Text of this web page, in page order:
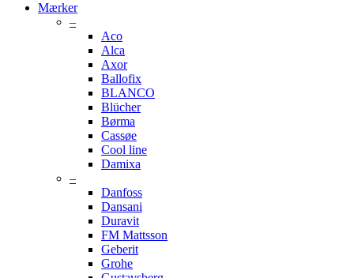
Mærker
–
Aco
Alca
Axor
Ballofix
BLANCO
Blücher
Børma
Cassøe
Cool line
Damixa
–
Danfoss
Dansani
Duravit
FM Mattsson
Geberit
Grohe